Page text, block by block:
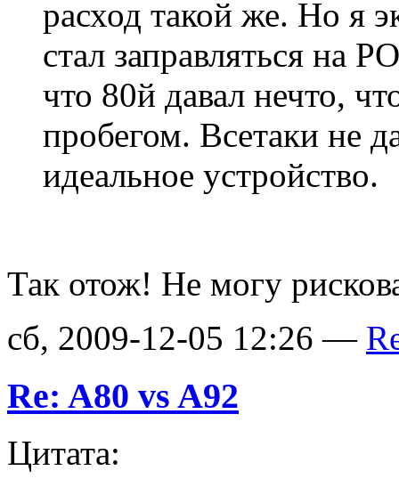
расход такой же. Но я
стал заправляться на
что 80й давал нечто,
пробегом. Всетаки не
идеальное устройство.
Так отож! Не могу
сб, 2009-12-05 12:26 —
Re: A80 vs A92
Цитата: